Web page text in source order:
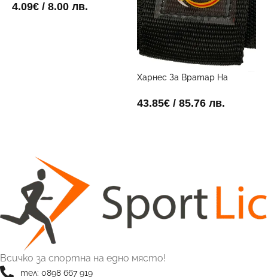
4.09€ / 8.00 лв.
Харнес За Вратар На
43.85€/ 85.76 лв.
Всичко за спортна на едно място!
тел: 0898 667 919